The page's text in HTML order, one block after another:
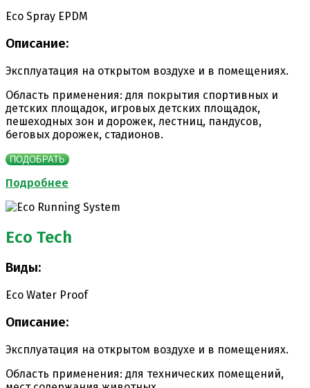
Eco Spray EPDM
Описание:
Эксплуатация на открытом воздухе и в помещениях.
Область применения: для покрытия спортивных и
детских площадок, игровых детских площадок,
пешеходных зон и дорожек, лестниц, пандусов,
беговых дорожек, стадионов.
ПОДОБРАТЬ
Подробнее
Eco Tech
Виды:
Eco Water Proof
Описание:
Эксплуатация на открытом воздухе и в помещениях.
Область применения: для технических помещений,